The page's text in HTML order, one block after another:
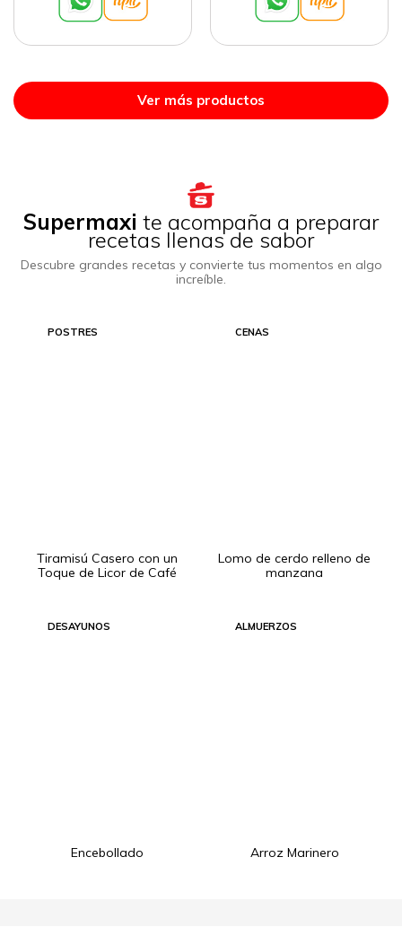
Ver más productos
Supermaxi te acompaña a preparar
recetas llenas de sabor
Descubre grandes recetas y convierte tus momentos en algo
increíble.
POSTRES
Tiramisú Casero con un
Toque de Licor de Café
CENAS
Lomo de cerdo relleno de
manzana
DESAYUNOS
Encebollado
ALMUERZOS
Arroz Marinero